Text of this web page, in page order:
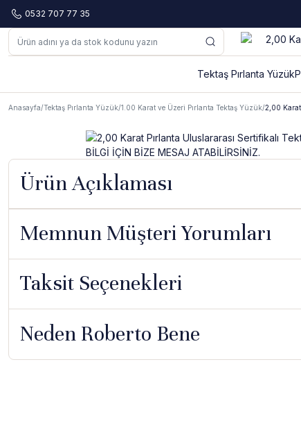
0532 707 77 35
Tektaş Pırlanta Yüzük
Anasayfa Tektaş Pırlanta Yüzük 1.00 Karat ve Üzeri Pırlanta Tektaş Yüzük 2,00 Karat
Ürün Açıklaması
Memnun Müşteri Yorumları
Taksit Seçenekleri
Neden Roberto Bene